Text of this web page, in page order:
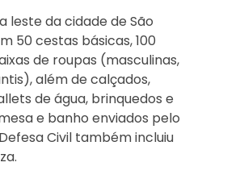
leste da cidade de São
50 cestas básicas, 100
de roupas (masculinas,
além de calçados,
de água, brinquedos e
e banho enviados pelo
Civil também incluiu